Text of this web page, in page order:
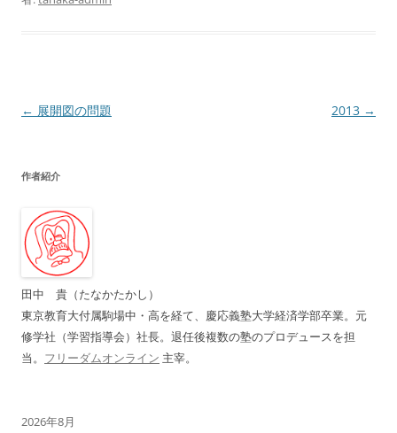
投
ビ
ー
シ
ョ
ン
← 展開図の問題 2013 →
作者紹介
田中 貴（たなかたかし）
東京教育大付属駒場中・高を経て、慶応義塾大学経済学部卒業。元
修学社（学習指導会）社長。退任後複数の塾のプロデュースを担
当。 フリーダムオンライン 主宰。
2026年8月